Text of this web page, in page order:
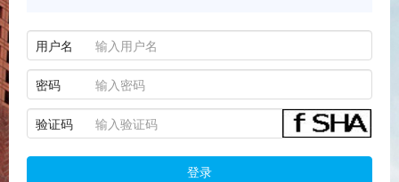
用户名
密码
验证码
登录